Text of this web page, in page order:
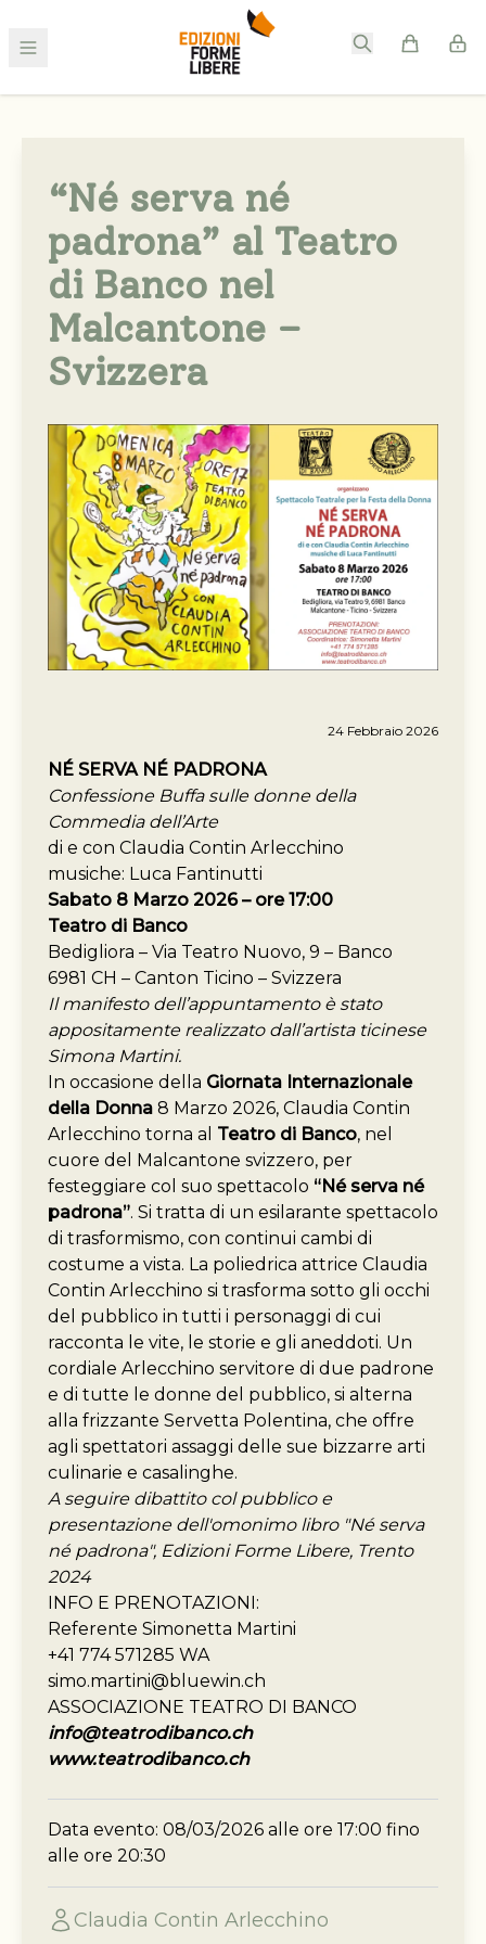
“Né serva né
padrona” al Teatro
di Banco nel
Malcantone –
Svizzera
24 Febbraio 2026
NÉ SERVA NÉ PADRONA
Confessione Buffa sulle donne della
Commedia dell’Arte
di e con Claudia Contin Arlecchino
musiche: Luca Fantinutti
Sabato 8 Marzo 2026 – ore 17:00
Teatro di Banco
Bedigliora – Via Teatro Nuovo, 9 – Banco
6981 CH – Canton Ticino – Svizzera
Il manifesto dell’appuntamento è stato
appositamente realizzato dall’artista ticinese
Simona Martini.
In occasione della Giornata Internazionale
della Donna 8 Marzo 2026, Claudia Contin
Arlecchino torna al Teatro di Banco, nel
cuore del Malcantone svizzero, per
festeggiare col suo spettacolo “Né serva né
padrona”. Si tratta di un esilarante spettacolo
di trasformismo, con continui cambi di
costume a vista. La poliedrica attrice Claudia
Contin Arlecchino si trasforma sotto gli occhi
del pubblico in tutti i personaggi di cui
racconta le vite, le storie e gli aneddoti. Un
cordiale Arlecchino servitore di due padrone
e di tutte le donne del pubblico, si alterna
alla frizzante Servetta Polentina, che offre
agli spettatori assaggi delle sue bizzarre arti
culinarie e casalinghe.
A seguire dibattito col pubblico e
presentazione dell'omonimo libro "Né serva
né padrona", Edizioni Forme Libere, Trento
2024
INFO E PRENOTAZIONI:
Referente Simonetta Martini
+41 774 571285 WA
simo.martini@bluewin.ch
ASSOCIAZIONE TEATRO DI BANCO
info@teatrodibanco.ch
www.teatrodibanco.ch
Data evento: 08/03/2026 alle ore 17:00 fino
alle ore 20:30
Claudia Contin Arlecchino